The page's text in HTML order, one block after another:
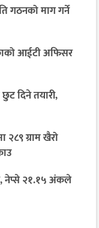
गठनको माग गर्ने
आईटी अफिसर
दिने तयारी,
२८९ ग्राम खैरो
नेप्से २१.१५ अंकले